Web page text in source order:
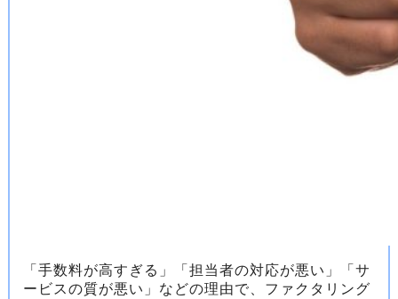
「手数料が高すぎる」「担当者の対応が悪い」「サ
ービスの質が悪い」などの理由で、ファクタリング